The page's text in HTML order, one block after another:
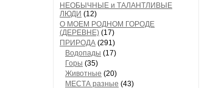
НЕОБЫЧНЫЕ и ТАЛАНТЛИВЫЕ
ЛЮДИ (12)
О МОЕМ РОДНОМ ГОРОДЕ
(ДЕРЕВНЕ) (17)
ПРИРОДА (291)
Водопады (17)
Горы (35)
Животные (20)
МЕСТА разные (43)